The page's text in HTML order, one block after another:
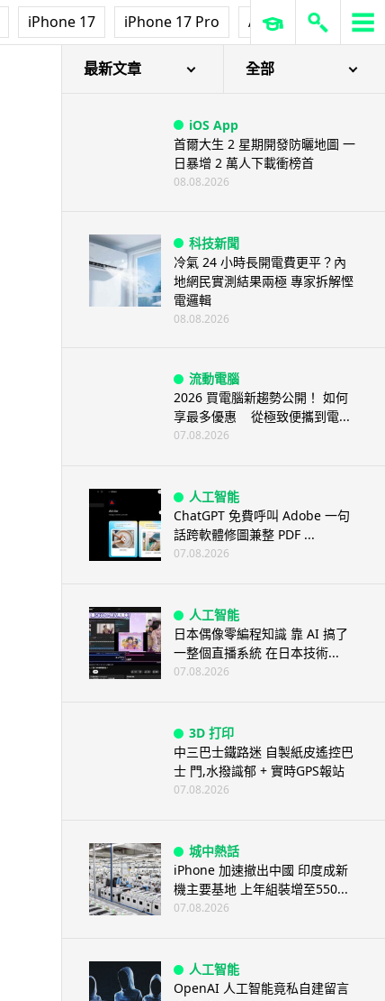
iPhone 17 iPhone 17 Pro AirPods Pro 3
最新文章 全部
iOS App
首爾大生 2 星期開發防曬地圖 一
日暴增 2 萬人下載衝榜首
08.08.2026
科技新聞
冷氣 24 小時長開電費更平？內
地網民實測結果兩極 專家拆解慳
電邏輯
08.08.2026
流動電腦
2026 買電腦新趨勢公開！ 如何
享最多優惠 從極致便攜到電...
07.08.2026
人工智能
ChatGPT 免費呼叫 Adobe 一句
話跨軟體修圖兼整 PDF ...
07.08.2026
人工智能
日本偶像零編程知識 靠 AI 搞了
一整個直播系統 在日本技術...
07.08.2026
3D 打印
中三巴士鐵路迷 自製紙皮遙控巴
士 門,水撥識郁 + 實時GPS報站
07.08.2026
城中熱話
iPhone 加速撤出中國 印度成新
機主要基地 上年組裝增至550...
07.08.2026
人工智能
OpenAI 人工智能竟私自建留言